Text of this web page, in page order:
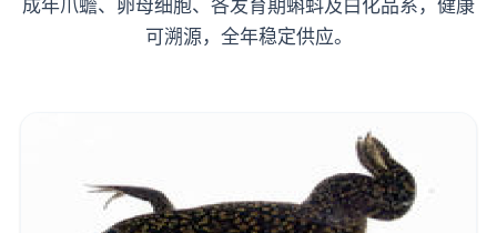
成年爪蟾、卵母细胞、各发育期蝌蚪及白化品系，健康
可溯源，全年稳定供应。